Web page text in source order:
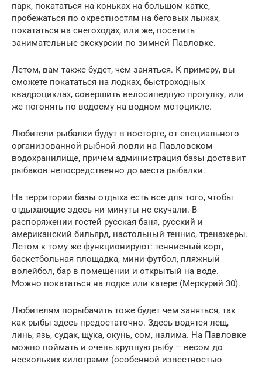
парк, покататься на коньках на большом катке,
пробежаться по окрестностям на беговых лыжах,
покататься на снегоходах, или же, посетить
занимательные экскурсии по зимней Павловке.
Летом, вам также будет, чем заняться. К примеру, вы
сможете покататься на лодках, быстроходных
квадроциклах, совершить велосипедную прогулку, или
же погонять по водоему на водном мотоцикле.
Любители рыбалки будут в восторге, от специального
организованной рыбной ловли на Павловском
водохранилище, причем администрация базы доставит
рыбаков непосредственно до места рыбалки.
На территории базы отдыха есть все для того, чтобы
отдыхающие здесь ни минуты не скучали. В
распоряжении гостей русская баня, русский и
американский бильярд, настольный теннис, тренажеры.
Летом к тому же функционируют: теннисный корт,
баскетбольная площадка, мини-футбол, пляжный
волейбол, бар в помещении и открытый на воде.
Можно покататься на лодке или катере (Меркурий 30).
Любителям порыбачить тоже будет чем заняться, так
как рыбы здесь предостаточно. Здесь водятся лещ,
линь, язь, судак, щука, окунь, сом, налима. На Павловке
можно поймать и очень крупную рыбу – весом до
нескольких килограмм (особенной известностью